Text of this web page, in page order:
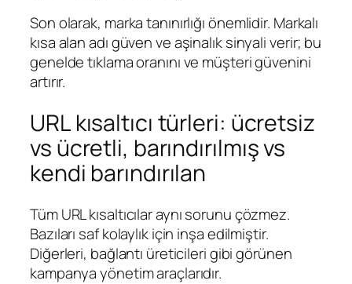
Son olarak, marka tanınırlığı önemlidir. Markalı
kısa alan adı güven ve aşinalık sinyali verir; bu
genelde tıklama oranını ve müşteri güvenini
artırır.
URL kısaltıcı türleri: ücretsiz
vs ücretli, barındırılmış vs
kendi barındırılan
Tüm URL kısaltıcılar aynı sorunu çözmez.
Bazıları saf kolaylık için inşa edilmiştir.
Diğerleri, bağlantı üreticileri gibi görünen
kampanya yönetim araçlarıdır.